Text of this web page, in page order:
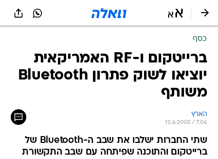
כסף
ברייטקום ו-RF האמריקאית
יוציאו לשוק פתרון Bluetooth
משותף
הארץ
12.6.2002 / 7:06
שתי החברות ישלבו את שבב ה-Bluetooth של
ברייטקום והתוכנה שפיתחה עם שבב התקשורת